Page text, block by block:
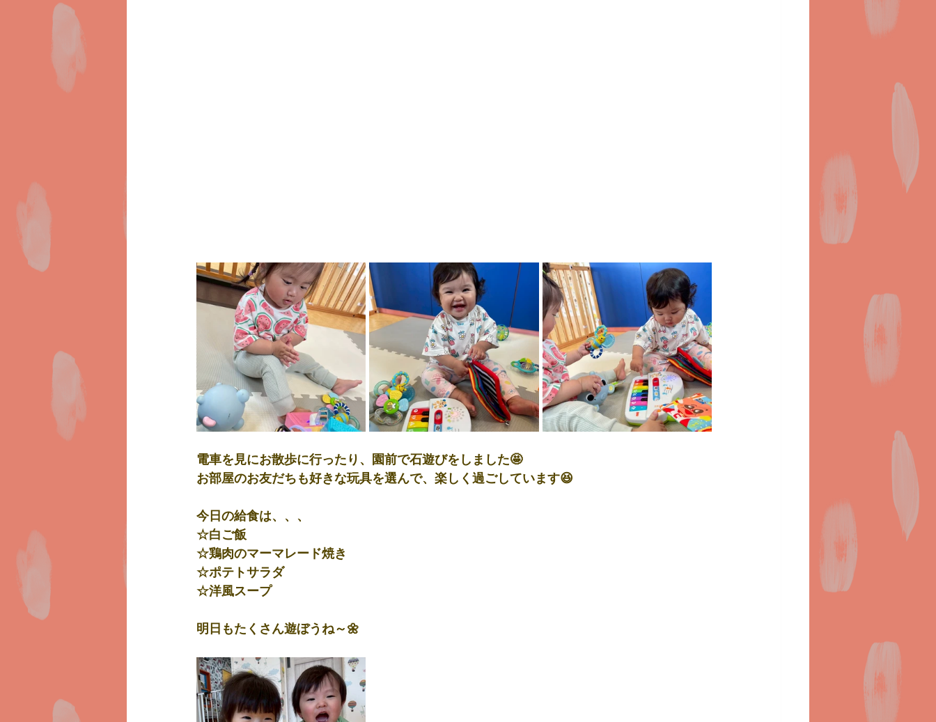
電車を見にお散歩に行ったり、園前で石遊びをしました🤩
お部屋のお友だちも好きな玩具を選んで、楽しく過ごしています😆
今日の給食は、、、
☆白ご飯
☆鶏肉のマーマレード焼き
☆ポテトサラダ
☆洋風スープ
明日もたくさん遊ぼうね～🌼